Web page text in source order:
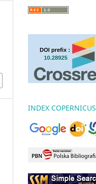
INDEX COPERNICUS